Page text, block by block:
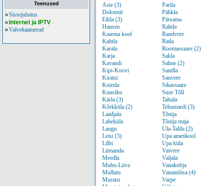
Teenused
»Sissejuhatus
» Internet ja IPTV
»Valvekaamerad
Aste (3)
Dolomiit
Eikla (3)
Hansen
Kaarma kool
Kahtla
Karala
Karja
Kavandi
Kipi-Koovi
Kiratsi
Koimla
Kuusiku
Kärla (3)
Kõrkküla (2)
Laadjala
Laheküla
Laugu
Leisi (3)
Lilbi
Lümanda
Meedla
Muhu-Liiva
Mullutu
Muratsi
Parila
Pähkla
Pärsama
Rahtla
Randvere
Ratla
Roomassaare (2)
Sakla
Salme (2)
Sandla
Sauvere
Sikassaare
Suur Tõll
Tahula
Tehumardi (3)
Tõnija
Tõnija maja
Ula-Talila (2)
Upa ametikool
Upa küla
Vaivere
Valjala
Vanakubja
Vanamõisa (4)
Varpe